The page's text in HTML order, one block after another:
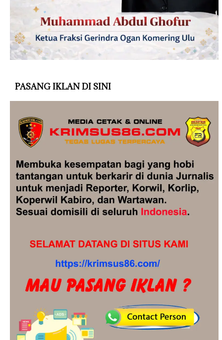
PASANG IKLAN DI SINI